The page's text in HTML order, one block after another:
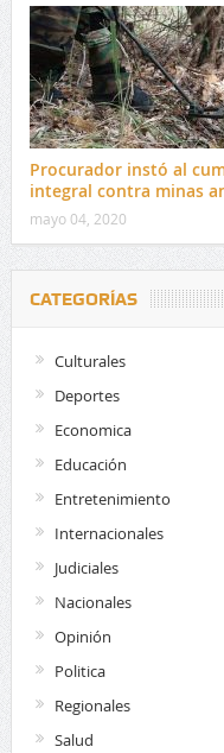
Procurador instó al
integral contra minas
mayo 04, 2020
CATEGORÍAS
Culturales
Deportes
Economica
Educación
Entretenimiento
Internacionales
Judiciales
Nacionales
Opinión
Politica
Regionales
Salud